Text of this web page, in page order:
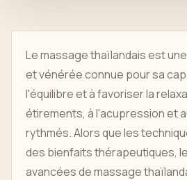
Le massage thaïlandais est
et vénérée connue pour sa
l'équilibre et à favoriser la
étirements, à l'acupression et
rythmés. Alors que les
des bienfaits thérapeutiques,
avancées de massage